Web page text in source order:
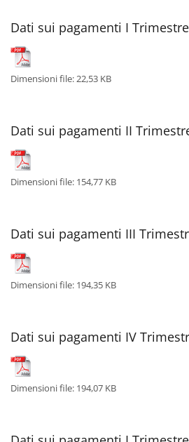
Dati sui pagamenti I
Dimensioni file: 22,53 KB
Dati sui pagamenti II
Dimensioni file: 154,77 KB
Dati sui pagamenti III
Dimensioni file: 194,35 KB
Dati sui pagamenti IV
Dimensioni file: 194,07 KB